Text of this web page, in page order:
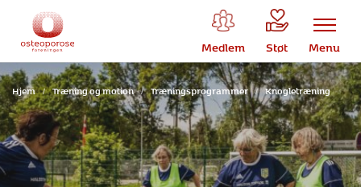
Medlem Støt Menu
Hjem / Træning og motion / Træningsprogrammer / Knogletræning